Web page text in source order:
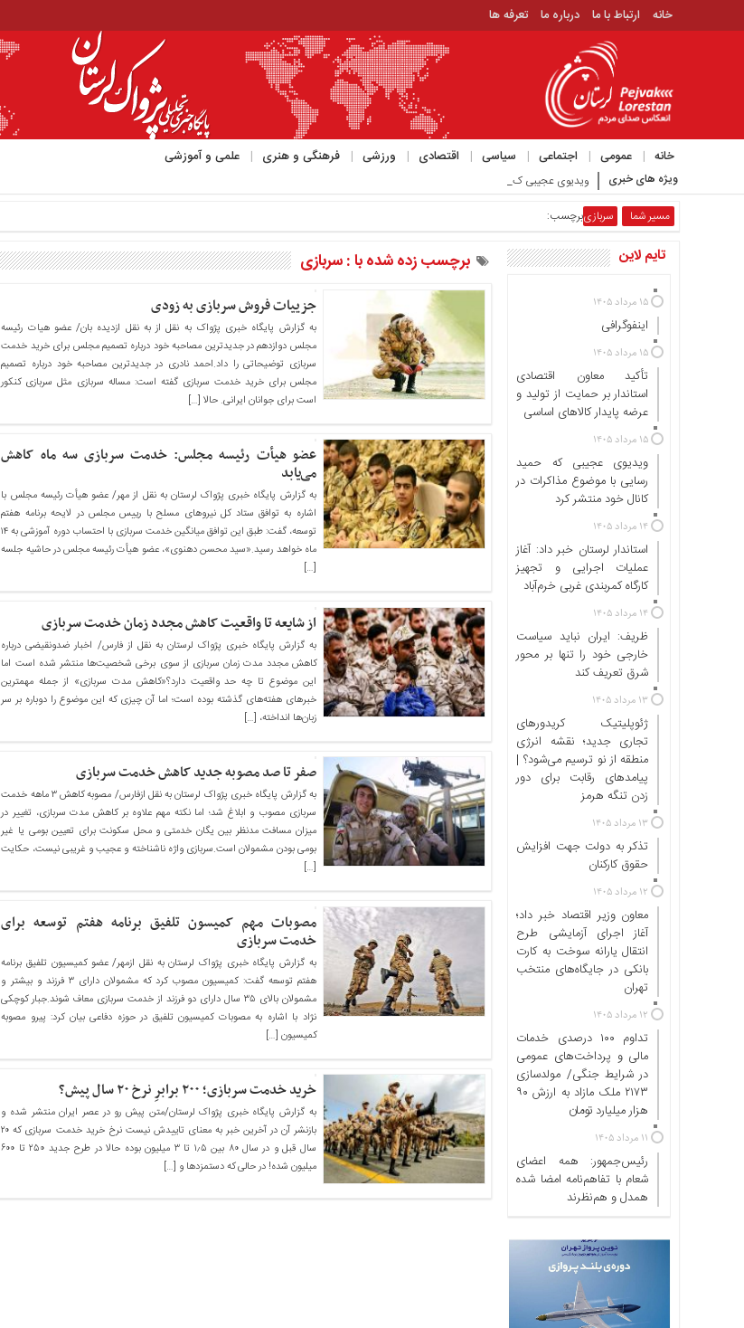
خانه ارتباط با ما درباره ما تعرفه ها
خانه عمومی اجتماعی سیاسی اقتصادی ورزشی فرهنگی و هنری علمی و آموزشی
ارتباط
ویژه های خبری ویدیوی عجیبی که حمید رسایی با موضوع مذاکرات در_
مسیر شما برچسب:سربازی
تایم لاین
۱۵ مرداد ۱۴۰۵
اینفوگرافی
۱۵ مرداد ۱۴۰۵
تأکید معاون اقتصادی
استاندار بر حمایت از تولید و
عرضه پایدار کالاهای اساسی
۱۵ مرداد ۱۴۰۵
ویدیوی عجیبی که حمید
رسایی با موضوع مذاکرات در
کانال خود منتشر کرد
۱۴ مرداد ۱۴۰۵
استاندار لرستان خبر داد: آغاز
عملیات اجرایی و تجهیز
کارگاه کمربندی غربی خرم‌آباد
۱۴ مرداد ۱۴۰۵
ظریف: ایران نباید سیاست
خارجی خود را تنها بر محور
شرق تعریف کند
۱۳ مرداد ۱۴۰۵
ژئوپلیتیک کریدورهای
تجاری جدید؛ نقشه انرژی
منطقه‌ از نو ترسیم می‌شود؟ |
پیامدهای رقابت برای دور
زدن تنگه هرمز
۱۳ مرداد ۱۴۰۵
تذکر به دولت جهت افزایش
حقوق کارکنان ‌
۱۲ مرداد ۱۴۰۵
معاون وزیر اقتصاد خبر داد؛
آغاز اجرای آزمایشی طرح
انتقال یارانه سوخت به کارت
بانکی در جایگاه‌های منتخب
تهران
۱۲ مرداد ۱۴۰۵
تداوم ۱۰۰ درصدی خدمات
مالی و پرداخت‌های عمومی
در شرایط جنگی/ مولدسازی
۲۱۷۳ ملک مازاد به ارزش ۹۰
هزار میلیارد تومان
۱۱ مرداد ۱۴۰۵
رئیس‌جمهور: همه اعضای
شعام با تفاهم‌نامه امضا شده
همدل و هم‌نظرند
برچسب زده شده با : سربازی
جزییات فروش سربازی به زودی
به گزارش پایگاه خبری پژواک به نقل از به نقل ازدیده بان/ عضو هیات رئیسه
مجلس دوازدهم در جدیدترین مصاحبه خود درباره تصمیم مجلس برای خرید خدمت
سربازی توضیحاتی را داد.احمد نادری در جدیدترین مصاحبه خود درباره تصمیم
مجلس برای خرید خدمت سربازی گفته است: مساله سربازی مثل سربازی کنکور
است برای جوانان ایرانی. حالا […]
عضو هیأت رئیسه مجلس: خدمت سربازی سه ماه کاهش
می‌یابد
به گزارش پایگاه خبری پژواک لرستان به نقل از مهر/ عضو هیأت رئیسه مجلس با
اشاره به توافق ستاد کل نیروهای مسلح با رییس مجلس در لایحه برنامه هفتم
توسعه، گفت: طبق این توافق میانگین خدمت سربازی با احتساب دوره آموزشی به ۱۴
ماه خواهد رسید.«سید محسن دهنوی»، عضو هیأت رئیسه مجلس در حاشیه جلسه
[…]
از شایعه تا واقعیت کاهش مجدد زمان خدمت سربازی
به گزارش پایگاه خبری پژواک لرستان به نقل از فارس/ اخبار ضدونقیضی درباره
کاهش مجدد مدت زمان سربازی از سوی برخی شخصیت‌ها منتشر شده است اما
این موضوع تا چه حد واقعیت دارد؟«کاهش مدت سربازی» از جمله مهمترین
خبرهای هفته‌های گذشته بوده است؛ اما آن چیزی که این موضوع را دوباره بر سر
زبان‌ها انداخته، […]
صفر تا صد مصوبه جدید کاهش خدمت سربازی
به گزارش پایگاه خبری پژواک لرستان به نقل ازفارس/ مصوبه کاهش ۳ ماهه خدمت
سربازی مصوب و ابلاغ شد؛ اما نکته مهم علاوه بر کاهش مدت سربازی، تغییر در
میزان مسافت مدنظر بین یگان خدمتی و محل سکونت برای تعیین بومی یا غیر
بومی بودن مشمولان است.سربازی واژه ناشناخته و عجیب و غریبی نیست، حکایت
[…]
مصوبات مهم کمیسون تلفیق برنامه هفتم توسعه برای
خدمت سربازی
به گزارش پایگاه خبری پژواک لرستان به نقل ازمهر/ عضو کمیسیون تلفیق برنامه
هفتم توسعه گفت: کمیسیون مصوب کرد که مشمولان دارای ۳ فرزند و بیشتر و
مشمولان بالای ۳۵ سال دارای دو فرزند از خدمت سربازی معاف شوند.جبار کوچکی
نژاد با اشاره به مصوبات کمیسیون تلفیق در حوزه دفاعی بیان کرد: پیرو مصوبه
کمیسیون […]
خرید خدمت سربازی؛ ۲۰۰ برابرِ نرخ ۲۰ سال پیش؟
به گزارش پایگاه خبری پژواک لرستان/متن پیش رو در عصر ایران منتشر شده و
بازنشر آن در آخرین خبر به معنای تاییدش نیست نرخ خرید خدمت سربازی که ۲۰
سال قبل و در سال ۸۰ بین ۱٫۵ تا ۳ میلیون بوده حالا در طرح جدید ۲۵۰ تا ۶۰۰
میلیون شده! در حالی که دستمزدها و […]